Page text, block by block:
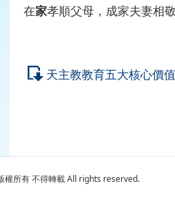
在家孝順父母，成家夫妻相
天主教教育五大核心價值
所有 不得轉載 All rights reserved.